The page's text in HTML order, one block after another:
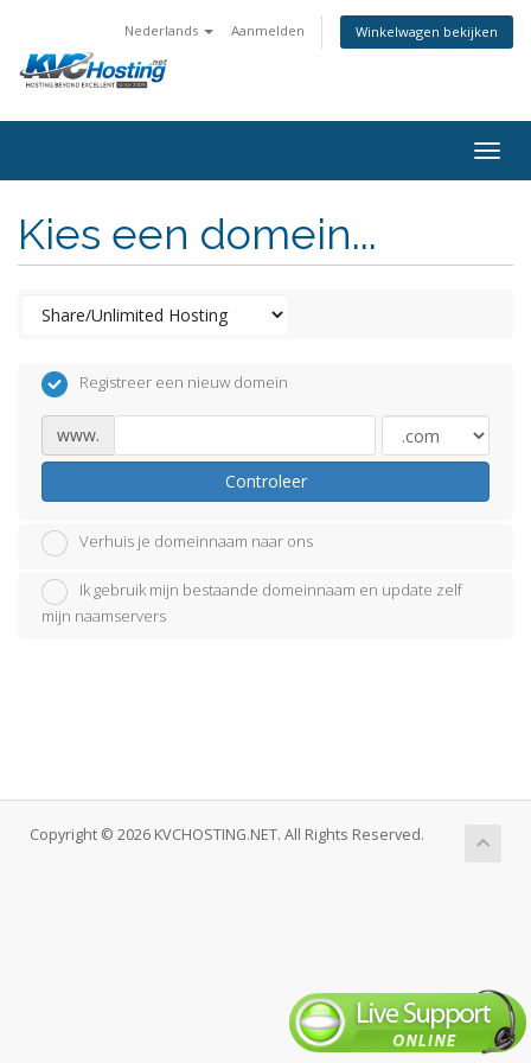
Nederlands Aanmelden Winkelwagen bekijken
Kies een domein...
Registreer een nieuw domein
www.
Controleer
Verhuis je domeinnaam naar ons
Ik gebruik mijn bestaande domeinnaam en update zelf
mijn naamservers
Copyright © 2026 KVCHOSTING.NET. All Rights Reserved.